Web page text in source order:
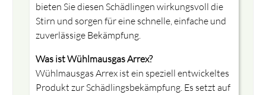
bieten Sie diesen Schädlingen wirkungsvoll die
Stirn und sorgen für eine schnelle, einfache und
zuverlässige Bekämpfung.
Was ist Wühlmausgas Arrex?
Wühlmausgas Arrex ist ein speziell entwickeltes
Produkt zur Schädlingsbekämpfung. Es setzt auf